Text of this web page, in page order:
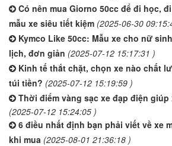
Có nên mua Giorno 50cc để đi học,
mẫu xe siêu tiết kiệm (2025-06-30
Kymco Like 50cc: Mẫu xe cho nữ
lịch, đơn giản (2025-07-12 15:17:31 )
Kinh tế thắt chặt, chọn xe nào chất
túi tiền? (2025-07-12 15:19:59 )
Thời điểm vàng sạc xe đạp điện
(2025-07-12 15:24:05 )
6 điều nhất định bạn phải viết về xe
khi mua (2025-08-01 21:36:18 )